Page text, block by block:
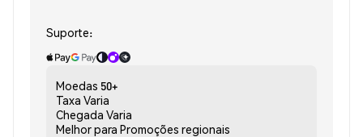
Suporte:
Moedas 50+
Taxa Varia
Chegada Varia
Melhor para Promoções regionais